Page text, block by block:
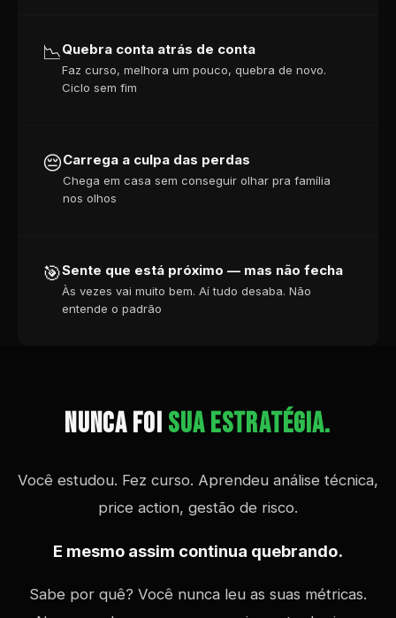
📉Quebra conta atrás de conta
Faz curso, melhora um pouco, quebra de novo.
Ciclo sem fim
😔Carrega a culpa das perdas
Chega em casa sem conseguir olhar pra família
nos olhos
🎯Sente que está próximo — mas não fecha
Às vezes vai muito bem. Aí tudo desaba. Não
entende o padrão
NUNCA FOI SUA ESTRATÉGIA.
Você estudou. Fez curso. Aprendeu análise técnica,
price action, gestão de risco.
E mesmo assim continua quebrando.
Sabe por quê? Você nunca leu as suas métricas.